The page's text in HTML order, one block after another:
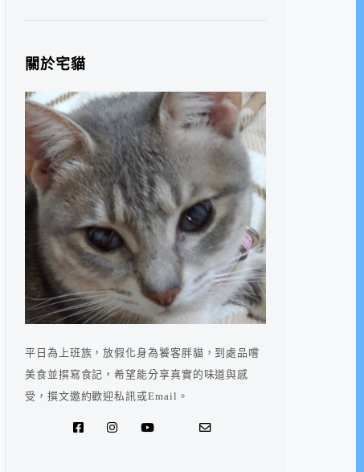
關於宅貓
平日為上班族，放假化身為饕客胖貓，到處品嚐
美食並撰寫食記，希望能分享真實的味道與感
受，撰文邀約歡迎私訊或Email。